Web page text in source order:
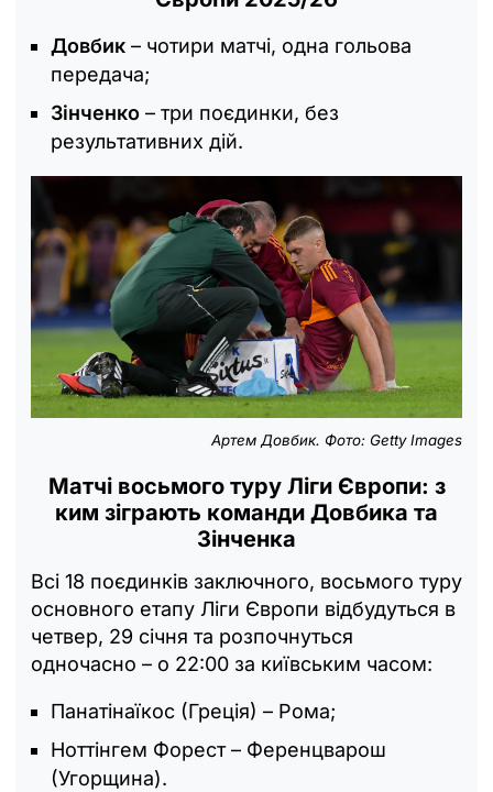
Довбик – чотири матчі, одна гольова
передача;
Зінченко – три поєдинки, без
результативних дій.
Артем Довбик. Фото: Getty Images
Матчі восьмого туру Ліги Європи: з
ким зіграють команди Довбика та
Зінченка
Всі 18 поєдинків заключного, восьмого туру
основного етапу Ліги Європи відбудуться в
четвер, 29 січня та розпочнуться
одночасно – о 22:00 за київським часом:
Панатінаїкос (Греція) – Рома;
Ноттінгем Форест – Ференцварош
(Угорщина).